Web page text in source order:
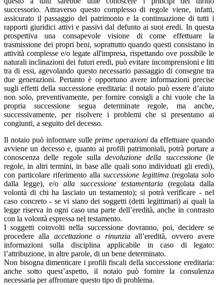
successorio. Attraverso questo complesso di regole viene, infatti,
assicurato il passaggio del patrimonio e la continuazione di tutti i
rapporti giuridici attivi e passivi dal defunto ai suoi eredi. In questa
prospettiva una consapevole visione di come effettuare la
trasmissione dei propri beni, soprattutto quando questi consistano in
attività complesse e/o legate all'impresa, rispettando ove possibile le
naturali inclinazioni dei futuri eredi, può evitare incomprensioni e liti
tra di essi, agevolando questo necessario passaggio di consegne tra
due generazioni. Pertanto è opportuno avere informazioni precise
sugli effetti della successione ereditaria: il notaio può essere d’aiuto
non solo, preventivamente, per fornire consigli a chi vuole che la
propria successione segua determinate regole, ma anche,
successivamente, per risolvere i problemi che si presentano ai
congiunti, a seguito del decesso.
Il notaio può informare sulle prime operazioni da effettuare quando
avviene un decesso e, quanto ai profili patrimoniali, potrà portare a
conoscenza delle regole sulladevoluzione della successione(le
regole, in altri termini, in base alle quali sono individuati gli eredi),
con particolare riferimento alla successione legittima (regolata solo
dalla legge), e/oalla successione testamentaria(regolata dalla
volontà di chi ha lasciato un testamento); si potrà verificare - nel
caso concreto - se vi siano dei soggetti (detti legittimari) ai quali la
legge riserva in ogni caso una parte dell’eredità, anche in contrasto
con la volontà espressa nel testamento.
I soggetti coinvolti nella successione dovranno, poi, decidere se
procedere alla accettazione o rinunziaall’eredità, ovvero avere
informazioni sulla disciplina applicabile in caso di legato:
l’attribuzione, in altre parole, di un bene determinato.
Non bisogna dimenticare i profili fiscali della successione ereditaria:
anche sotto quest’aspetto, il notaio può fornire la consulenza
necessaria per affrontare questo tipo di problema.